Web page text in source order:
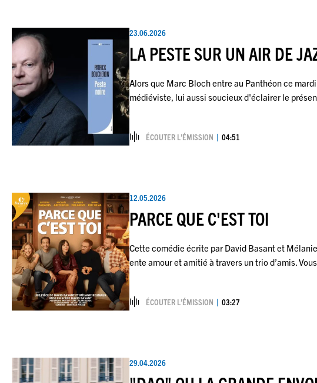
23.06.2026
LA PESTE SUR UN AIR DE
Alors que Marc Bloch entre au Panthéon ce
médiéviste, lui aussi soucieux d'éclairer le
ÉCOUTER L’ÉMISSION 04:51
12.05.2026
PARCE QUE C'EST TOI
Cette comédie écrite par David Basant et
ente amour et amitié à travers un trio d’amis.
ÉCOUTER L’ÉMISSION 03:27
29.04.2026